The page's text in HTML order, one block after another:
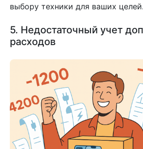
выбору техники для ваших целей.
5. Недостаточный учет
расходов